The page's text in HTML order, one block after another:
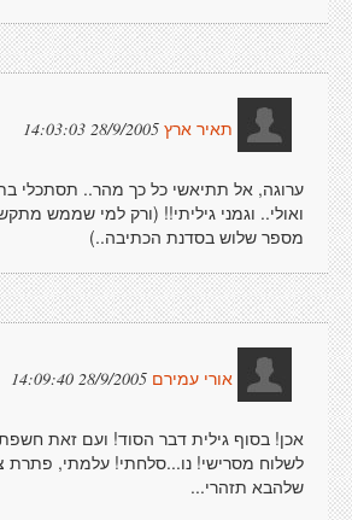
תאיר ארץ 28/9/2005 14:03:03
ערוגה, אל תתיאשי כל כך מהר.. תסתכלי
ואולי.. וגמני גיליתי!! (ורק למי שממש
מספר שלוש בסדנת הכתיבה..)
אורי עמירם 28/9/2005 14:09:40
אכן! בסוף גילית דבר הסוד! ועם זאת
לשלוח מסרישי! נו...סלחתי! עלמתי, פתרת
שלהבא תזהרי...